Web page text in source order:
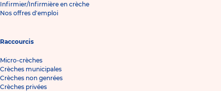
Infirmier/Infirmière en crèche
Nos offres d'emploi
Raccourcis
Micro-crèches
Crèches municipales
Crèches non genrées
Crèches privées